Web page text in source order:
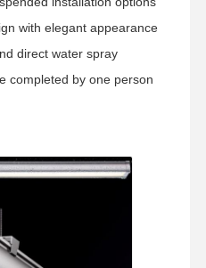
alta
LED alta
with elegant appearance
direct water spray
completed by one person